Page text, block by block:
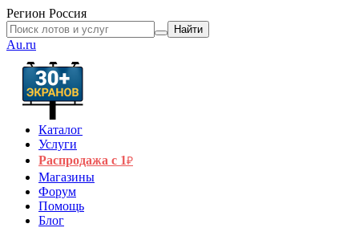
Регион Россия
Найти
Au.ru
Каталог
Услуги
Распродажа с 1₽
Магазины
Форум
Помощь
Блог